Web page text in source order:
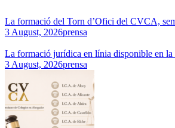
La formació del Torn d’Ofici del CVCA,
3 August, 2026prensa
La formació jurídica en línia disponible en
3 August, 2026prensa